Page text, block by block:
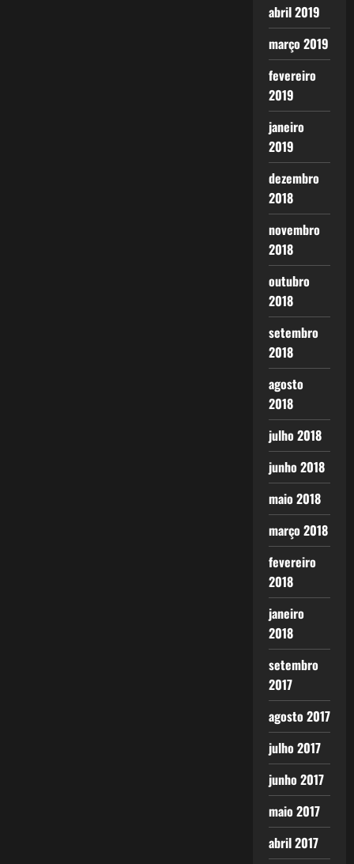
abril 2019
março 2019
fevereiro
2019
janeiro
2019
dezembro
2018
novembro
2018
outubro
2018
setembro
2018
agosto
2018
julho 2018
junho 2018
maio 2018
março 2018
fevereiro
2018
janeiro
2018
setembro
2017
agosto 2017
julho 2017
junho 2017
maio 2017
abril 2017